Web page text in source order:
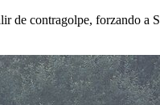
contragolpe, forzando a